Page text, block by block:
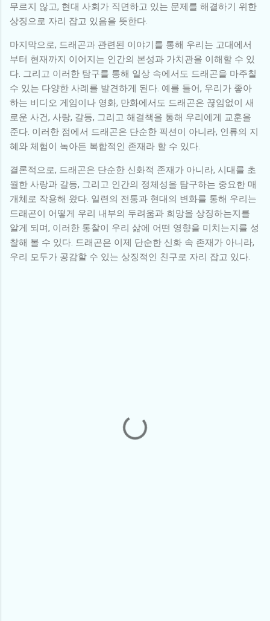
무르지 않고, 현대 사회가 직면하고 있는 문제를 해결하기 위한
상징으로 자리 잡고 있음을 뜻한다.
마지막으로, 드래곤과 관련된 이야기를 통해 우리는 고대에서
부터 현재까지 이어지는 인간의 본성과 가치관을 이해할 수 있
다. 그리고 이러한 탐구를 통해 일상 속에서도 드래곤을 마주칠
수 있는 다양한 사례를 발견하게 된다. 예를 들어, 우리가 좋아
하는 비디오 게임이나 영화, 만화에서도 드래곤은 끊임없이 새
로운 사건, 사랑, 갈등, 그리고 해결책을 통해 우리에게 교훈을
준다. 이러한 점에서 드래곤은 단순한 픽션이 아니라, 인류의 지
혜와 체험이 녹아든 복합적인 존재라 할 수 있다.
결론적으로, 드래곤은 단순한 신화적 존재가 아니라, 시대를 초
월한 사랑과 갈등, 그리고 인간의 정체성을 탐구하는 중요한 매
개체로 작용해 왔다. 일련의 전통과 현대의 변화를 통해 우리는
드래곤이 어떻게 우리 내부의 두려움과 희망을 상징하는지를
알게 되며, 이러한 통찰이 우리 삶에 어떤 영향을 미치는지를 성
찰해 볼 수 있다. 드래곤은 이제 단순한 신화 속 존재가 아니라,
우리 모두가 공감할 수 있는 상징적인 친구로 자리 잡고 있다.